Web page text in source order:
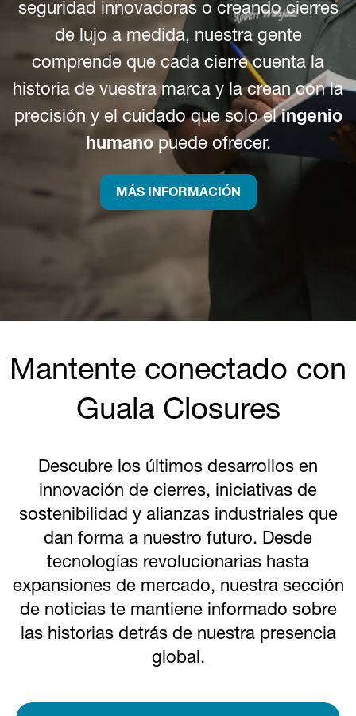
seguridad innovadoras o creando cierres
de lujo a medida, nuestra gente
comprende que cada cierre cuenta la
historia de vuestra marca y la crean con la
precisión y el cuidado que solo elingenio
humanopuede ofrecer.
MÁS INFORMACIÓN
Mantente conectado con
Guala Closures
Descubre los últimos desarrollos en
innovación de cierres, iniciativas de
sostenibilidad y alianzas industriales que
dan forma a nuestro futuro. Desde
tecnologías revolucionarias hasta
expansiones de mercado, nuestra sección
de noticias te mantiene informado sobre
las historias detrás de nuestra presencia
global.